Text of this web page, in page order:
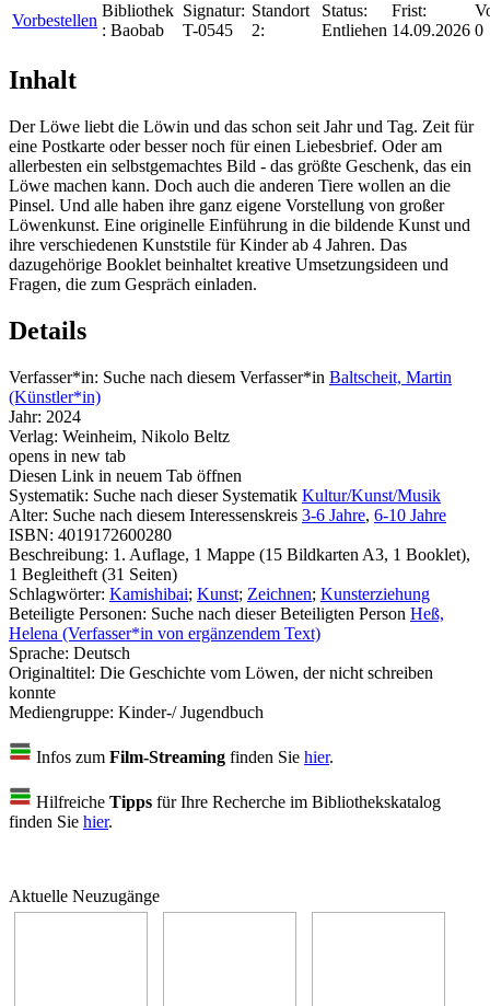
Vorbestellen
Bibliothek
: Baobab
Signatur:
T-0545
Standort
2:
Status:
Entliehen
Frist:
14.09.2026 0
Inhalt
Der Löwe liebt die Löwin und das schon seit Jahr und Tag. Zeit für
eine Postkarte oder besser noch für einen Liebesbrief. Oder am
allerbesten ein selbstgemachtes Bild - das größte Geschenk, das ein
Löwe machen kann. Doch auch die anderen Tiere wollen an die
Pinsel. Und alle haben ihre ganz eigene Vorstellung von großer
Löwenkunst. Eine originelle Einführung in die bildende Kunst und
ihre verschiedenen Kunststile für Kinder ab 4 Jahren. Das
dazugehörige Booklet beinhaltet kreative Umsetzungsideen und
Fragen, die zum Gespräch einladen.
Details
Verfasser*in: Suche nach diesem Verfasser*in Baltscheit, Martin
(Künstler*in)
Jahr: 2024
Verlag: Weinheim, Nikolo Beltz
opens in new tab
Diesen Link in neuem Tab öffnen
Systematik: Suche nach dieser Systematik Kultur/Kunst/Musik
Alter: Suche nach diesem Interessenskreis 3-6 Jahre, 6-10 Jahre
ISBN: 4019172600280
Beschreibung: 1. Auflage, 1 Mappe (15 Bildkarten A3, 1 Booklet),
1 Begleitheft (31 Seiten)
Schlagwörter: Kamishibai; Kunst; Zeichnen; Kunsterziehung
Beteiligte Personen: Suche nach dieser Beteiligten Person Heß,
Helena (Verfasser*in von ergänzendem Text)
Sprache: Deutsch
Originaltitel: Die Geschichte vom Löwen, der nicht schreiben
konnte
Mediengruppe: Kinder-/ Jugendbuch
Infos zum Film-Streaming finden Sie hier.
Hilfreiche Tipps für Ihre Recherche im Bibliothekskatalog
finden Sie hier.
Aktuelle Neuzugänge